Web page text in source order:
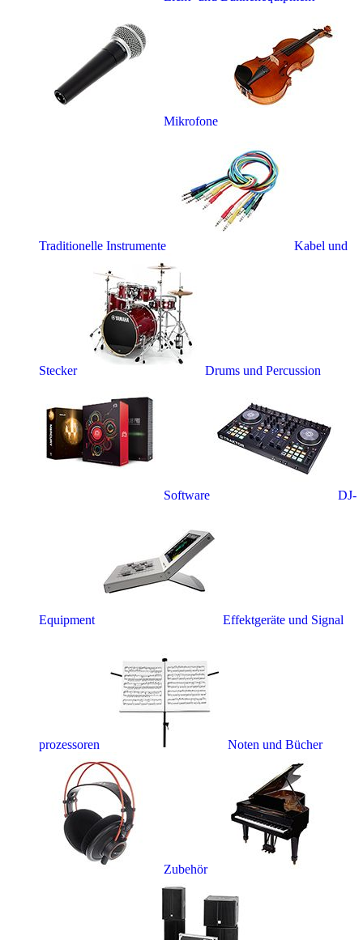
Mikrofone
Traditionelle Instrumente Kabel und
Stecker Drums und Percussion
Software DJ-
Equipment Effektgeräte und Signal
prozessoren Noten und Bücher
Zubehör